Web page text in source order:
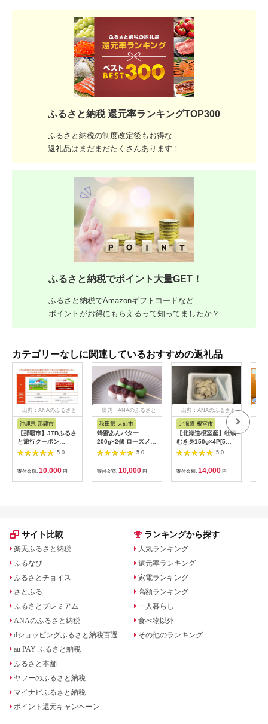
ふるさと納税 還元率ランキングTOP300
ふるさと納税の制度改定後もお得な
返礼品はまだまだたくさんあります！
ふるさと納税でポイント大量GET！
ふるさと納税でAmazonギフトコードなど
ポイントがお得にもらえるって知ってましたか？
カテゴリーなしに関連しているおすすめの返礼品
出典：ANAのふるさと
沖縄県 那覇市
【那覇市】JTBふるさ
と旅行クーポン
（3,000円分）有効期
間3年（Eメール発
行）｜旅行 トラベル
予約 国内旅行 JTB 宿
泊 観光 体験 旅行券
人気 おすすめ 旅行ク
ン ネット予約 電話 有
5.0
寄付金額: 10,000 円
出典：ANAのふるさと
秋田県 大仙市
蜂蜜あんバター
200g×2個 ローズメイ
[あんバター はちみ
つ 発酵バター あん
こ 水あめ不使用 秋
田県 大仙市]
5.0
寄付金額: 10,000 円
出典：ANAのふるさと
納税
北海道 根室市
【北海道根室産】牡蠣
むき身150g×4P[5月
下旬以降発送] A-
5.0
寄付金額: 14,000 円
サイト比較
楽天ふるさと納税
ふるなび
ふるさとチョイス
さとふる
ふるさとプレミアム
ANAのふるさと納税
dショッピングふるさと納税百選
au PAY ふるさと納税
ふるさと本舗
ヤフーのふるさと納税
マイナビふるさと納税
ポイント還元キャンペーン
ランキングから探す
人気ランキング
還元率ランキング
家電ランキング
高額ランキング
一人暮らし
食べ物以外
その他のランキング